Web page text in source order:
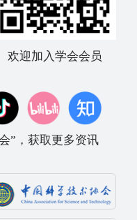
欢迎加入学会会员
”，获取更多资讯